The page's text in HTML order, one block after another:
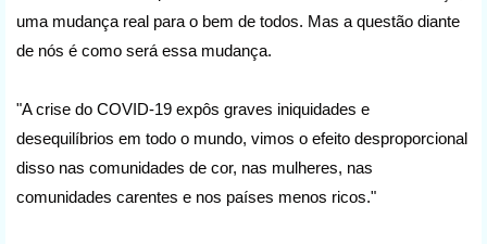
uma mudança real para o bem de todos. Mas a questão diante
de nós é como será essa mudança.
"A crise do COVID-19 expôs graves iniquidades e
desequilíbrios em todo o mundo, vimos o efeito desproporcional
disso nas comunidades de cor, nas mulheres, nas
comunidades carentes e nos países menos ricos."